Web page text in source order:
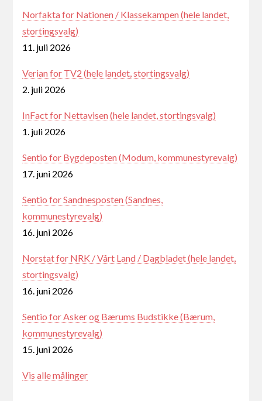
Norfakta for Nationen / Klassekampen (hele landet,
stortingsvalg)
11. juli 2026
Verian for TV2 (hele landet, stortingsvalg)
2. juli 2026
InFact for Nettavisen (hele landet, stortingsvalg)
1. juli 2026
Sentio for Bygdeposten (Modum, kommunestyrevalg)
17. juni 2026
Sentio for Sandnesposten (Sandnes,
kommunestyrevalg)
16. juni 2026
Norstat for NRK / Vårt Land / Dagbladet (hele landet,
stortingsvalg)
16. juni 2026
Sentio for Asker og Bærums Budstikke (Bærum,
kommunestyrevalg)
15. juni 2026
Vis alle målinger